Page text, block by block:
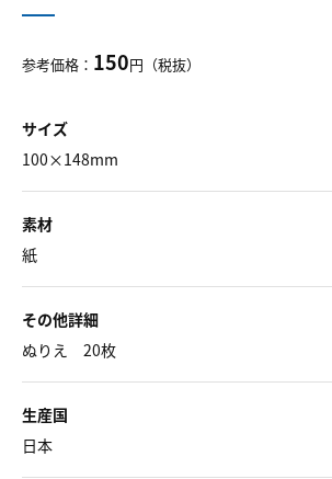
参考価格： 150円（税抜）
サイズ
100×148mm
素材
紙
その他詳細
ぬりえ 20枚
生産国
日本